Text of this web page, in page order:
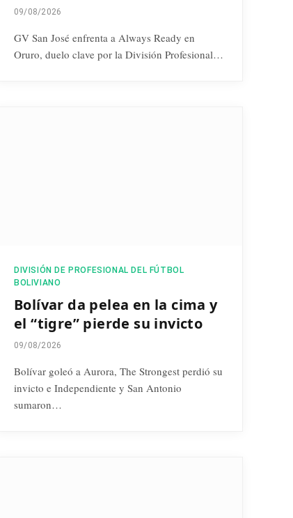
09/08/2026
GV San José enfrenta a Always Ready en
Oruro, duelo clave por la División Profesional…
DIVISIÓN DE PROFESIONAL DEL FÚTBOL
BOLIVIANO
Bolívar da pelea en la cima y
el “tigre” pierde su invicto
09/08/2026
Bolívar goleó a Aurora, The Strongest perdió su
invicto e Independiente y San Antonio
sumaron…